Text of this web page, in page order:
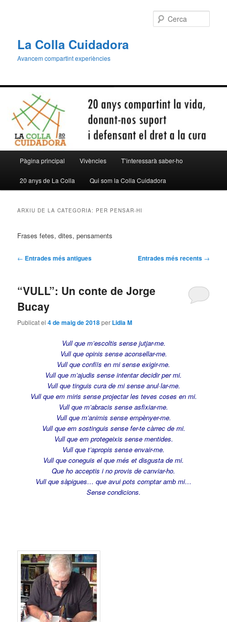
La Colla Cuidadora
Avancem compartint experiències
principal
Pàgina principal Vivències T’interessarà saber-ho
20 anys de La Colla Qui som la Colla Cuidadora
ARXIU DE LA CATEGORIA: PER PENSAR-HI
Frases fetes, dites, pensaments
Navegació
entrades
← Entrades més antigues Entrades més recents →
“VULL”: Un conte de Jorge
Bucay
Publicat el4 de maig de 2018per Lidia M
Vull que m’escoltis sense jutjar-me.
Vull que opinis sense aconsellar-me.
Vull que confiïs en mi sense exigir-me.
Vull que m’ajudis sense intentar decidir per mi.
Vull que tinguis cura de mi sense anul·lar-me.
Vull que em miris sense projectar les teves coses en mi.
Vull que m’abracis sense asfixiar-me.
Vull que m’animis sense empènyer-me.
Vull que em sostinguis sense fer-te càrrec de mi.
Vull que em protegeixis sense mentides.
Vull que t’apropis sense envair-me.
Vull que coneguis el que més et disgusta de mi.
Que ho acceptis i no provis de canviar-ho.
Vull que sàpigues… que avui pots comptar amb mi…
Sense condicions.